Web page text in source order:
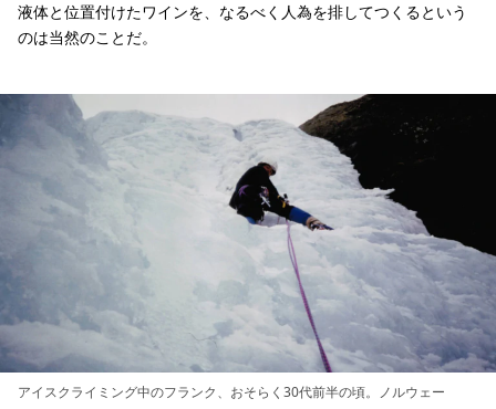
液体と位置付けたワインを、なるべく人為を排してつくるという
のは当然のことだ。
アイスクライミング中のフランク、おそらく30代前半の頃。ノルウェー